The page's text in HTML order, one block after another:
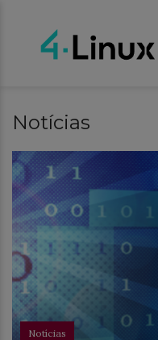
Notícias
Notícias